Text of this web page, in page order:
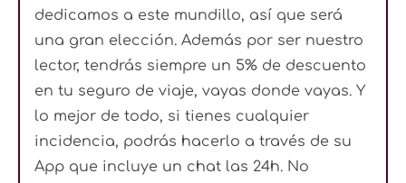
dedicamos a este mundillo, así que será
una gran elección. Además por ser nuestro
lector, tendrás siempre un 5% de descuento
en tu seguro de viaje, vayas donde vayas. Y
lo mejor de todo, si tienes cualquier
incidencia, podrás hacerlo a través de su
App que incluye un chat las 24h. No